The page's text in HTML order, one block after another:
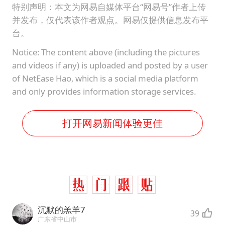
特别声明：本文为网易自媒体平台“网易号”作者上传
并发布，仅代表该作者观点。网易仅提供信息发布平
台。
Notice: The content above (including the pictures
and videos if any) is uploaded and posted by a user
of NetEase Hao, which is a social media platform
and only provides information storage services.
打开网易新闻体验更佳
沉默的羔羊7
广东省中山市 39